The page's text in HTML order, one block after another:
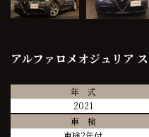
アルファロメオジュリア
年 式
2021
車 検